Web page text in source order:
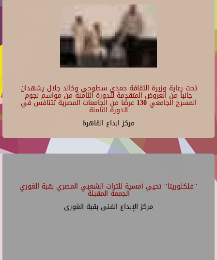
تحت رعاية وزيرة الثقافة حمدي سطوحي وخالد جلال يشهدان
جانبا من العروض المتقدمة للدورة الثامنة من مواسم نجوم
المسرح الجامعي 130 عرضًا من الجامعات المصرية تتنافس في
الدورة الثامنة
مركز ابداع القاهرة
"فلكلوريتا" تحيي أمسية للتراث الشعبي المصري بقبة الغوري
الجمعة المقبلة
مركز الإبداع الفنى بقبة الغورى